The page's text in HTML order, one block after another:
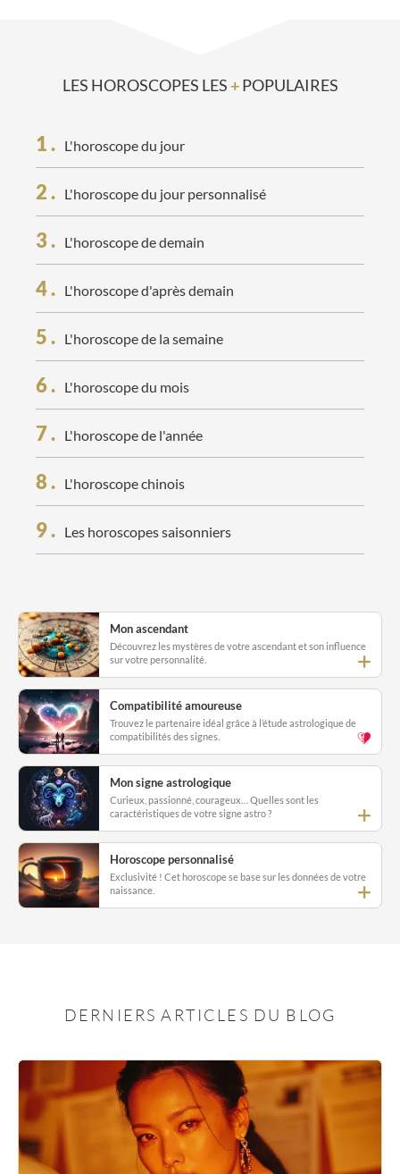
LES HOROSCOPES LES+POPULAIRES
1. L'horoscope du jour
2. L'horoscope du jour personnalisé
3. L'horoscope de demain
4. L'horoscope d'après demain
5. L'horoscope de la semaine
6. L'horoscope du mois
7. L'horoscope de l'année
8. L'horoscope chinois
9. Les horoscopes saisonniers
Mon ascendant
Découvrez les mystères de votre ascendant et son influence
sur votre personnalité.
Compatibilité amoureuse
Trouvez le partenaire idéal grâce à l’étude astrologique de
compatibilités des signes.
Mon signe astrologique
Curieux, passionné, courageux… Quelles sont les
caractéristiques de votre signe astro ?
Horoscope personnalisé
Exclusivité ! Cet horoscope se base sur les données de votre
naissance.
DERNIERS ARTICLES DU BLOG